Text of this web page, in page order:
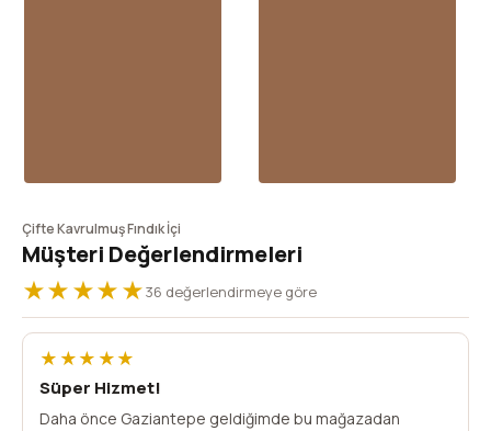
Çifte Kavrulmuş Fındık İçi
Müşteri Değerlendirmeleri
★★★★★36 değerlendirmeye göre
★★★★★
Süper Hizmet!
Daha önce Gaziantepe geldiğimde bu mağazadan